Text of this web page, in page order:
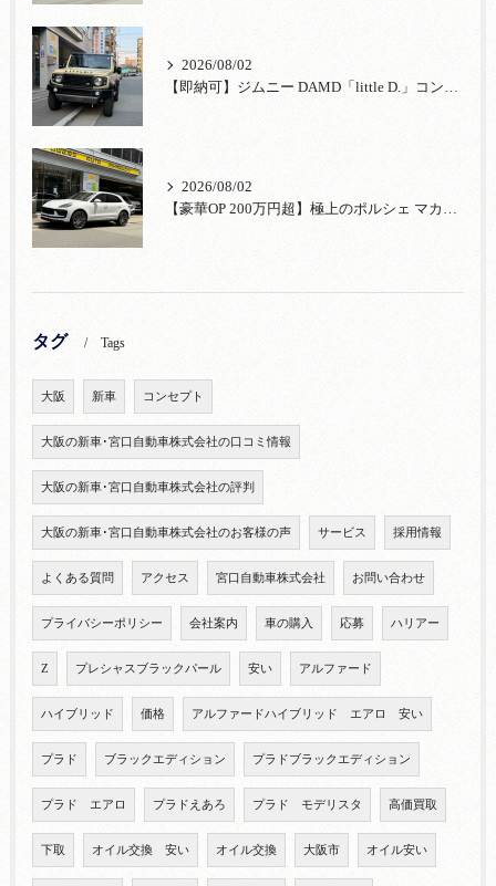
2026/08/02
【即納可】ジムニー DAMD「little D.」コンプリート！登録済未使用車あり
2026/08/02
【豪華OP 200万円超】極上のポルシェ マカンが入荷！注目のオプション装備
タグ Tags
大阪 新車 コンセプト
大阪の新車･宮口自動車株式会社の口コミ情報
大阪の新車･宮口自動車株式会社の評判
大阪の新車･宮口自動車株式会社のお客様の声 サービス 採用情報
よくある質問 アクセス 宮口自動車株式会社 お問い合わせ
プライバシーポリシー 会社案内 車の購入 応募 ハリアー
Z プレシャスブラックパール 安い アルファード
ハイブリッド 価格 アルファードハイブリッド エアロ 安い
プラド ブラックエディション プラドブラックエディション
プラド エアロ プラドえあろ プラド モデリスタ 高価買取
下取 オイル交換 安い オイル交換 大阪市 オイル安い